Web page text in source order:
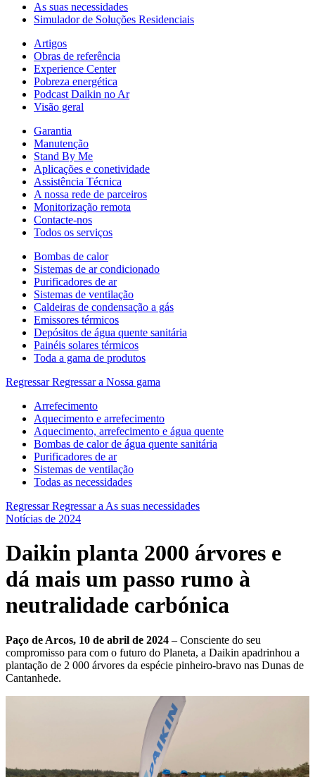
As suas necessidades
Simulador de Soluções Residenciais
Artigos
Obras de referência
Experience Center
Pobreza energética
Podcast Daikin no Ar
Visão geral
Garantia
Manutenção
Stand By Me
Aplicações e conetividade
Assistência Técnica
A nossa rede de parceiros
Monitorização remota
Contacte-nos
Todos os serviços
Bombas de calor
Sistemas de ar condicionado
Purificadores de ar
Sistemas de ventilação
Caldeiras de condensação a gás
Emissores térmicos
Depósitos de água quente sanitária
Painéis solares térmicos
Toda a gama de produtos
Regressar Regressar a Nossa gama
Arrefecimento
Aquecimento e arrefecimento
Aquecimento, arrefecimento e água quente
Bombas de calor de água quente sanitária
Purificadores de ar
Sistemas de ventilação
Todas as necessidades
Regressar Regressar a As suas necessidades
Notícias de 2024
Daikin planta 2000 árvores e
dá mais um passo rumo à
neutralidade carbónica
Paço de Arcos, 10 de abril de 2024 – Consciente do seu
compromisso para com o futuro do Planeta, a Daikin apadrinhou a
plantação de 2 000 árvores da espécie pinheiro-bravo nas Dunas de
Cantanhede.